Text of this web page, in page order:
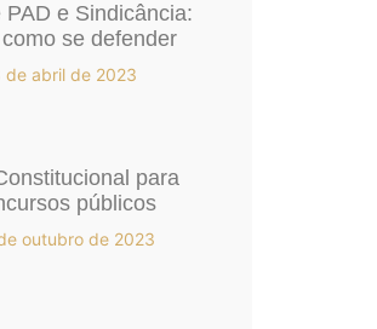
e Sindicância:
se defender
de abril de 2023
para
públicos
outubro de 2023